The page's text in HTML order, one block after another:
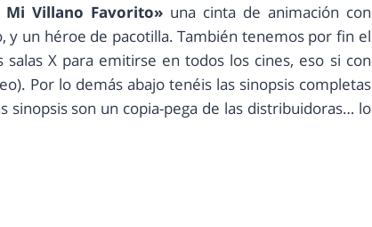
Mi Villano Favorito»una cinta de animación con
y un héroe de pacotilla. También tenemos por fin el
X para emitirse en todos los cines, eso si con
Por lo demás abajo tenéis las sinopsis completas
sinopsis son un copia-pega de las distribuidoras… lo